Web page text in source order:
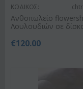
ΚΩΔΙΚΟΣ:
Ανθοπωλείο
Λουλουδιών σε
€120.00